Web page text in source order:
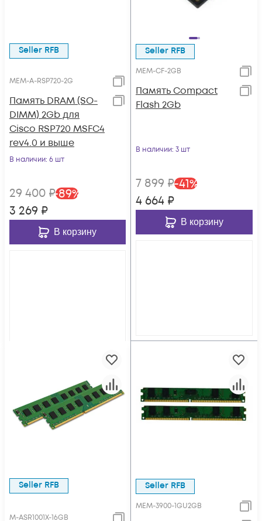
Seller RFB
MEM-A-RSP720-2G
Память DRAM (SO-
DIMM) 2Gb для
Cisco RSP720 MSFC4
rev4.0 и выше
В наличии: 6 шт
29 400 ₽-89%
3 269 ₽
В корзину
Seller RFB
MEM-CF-2GB
Память Compact
Flash 2Gb
В наличии: 3 шт
7 899 ₽-41%
4 664 ₽
В корзину
Seller RFB
M-ASR1001X-16GB
Seller RFB
MEM-3900-1GU2GB